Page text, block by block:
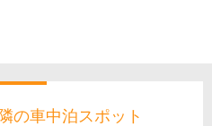
の車中泊スポット